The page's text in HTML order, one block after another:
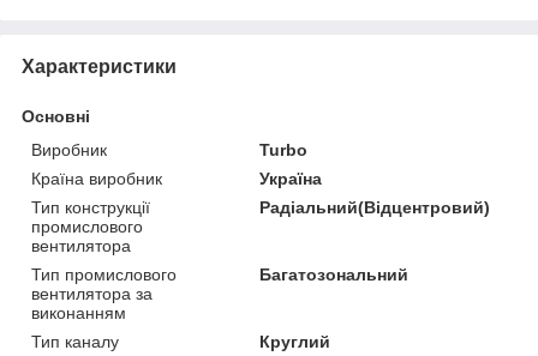
Характеристики
Основні
Виробник
Turbo
Країна виробник
Україна
Тип конструкції
промислового
вентилятора
Радіальний(Відцентровий)
Тип промислового
вентилятора за
виконанням
Багатозональний
Тип каналу
Круглий